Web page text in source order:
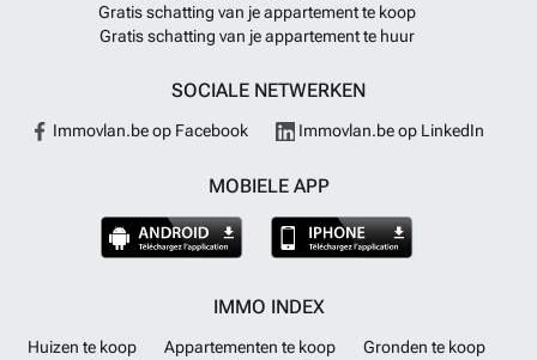
Gratis schatting van je appartement te koop
Gratis schatting van je appartement te huur
SOCIALE NETWERKEN
Immovlan.be op Facebook Immovlan.be op LinkedIn
MOBIELE APP
IMMO INDEX
Huizen te koop Appartementen te koop
Gronden te koop